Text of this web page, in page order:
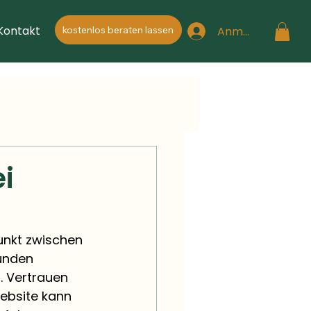
kostenlos beraten lassen Anmelden
zwischen
Vertrauen
kann